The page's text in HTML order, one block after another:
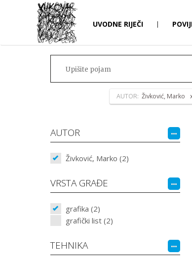
UVODNE RIJEČI |
AUTOR: Živković, Marko
AUTOR
Živković, Marko (2)
VRSTA GRAĐE
grafika (2)
grafički list (2)
TEHNIKA